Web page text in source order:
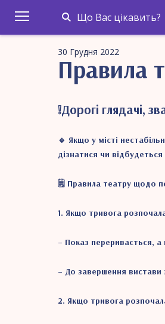
Що Вас цікавить?
30 Грудня 2022
Правила
❕Дорогі
🔹 Якщо у місті
дізнатися чи
🗒️ Правила театру щодо
1. Якщо тривога
– Показ переривається,
– До завершення вистави
2. Якщо тривога